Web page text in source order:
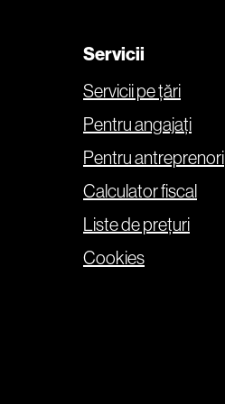
Servicii
Servicii pe țări
Pentru angajați
Pentru antreprenori
Calculator fiscal
Liste de prețuri
Cookies